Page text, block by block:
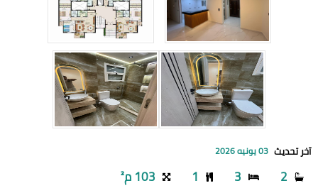
آخر تحديث 03 يونيه 2026
2
3
1 103 م²